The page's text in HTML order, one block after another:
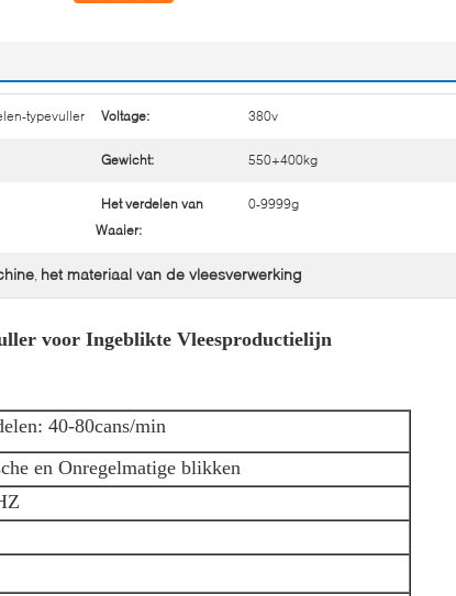
typevuller Voltage: 380v
Gewicht: 550+400kg
Het verdelen van
Waaier:
0-9999g
, het materiaal van de vleesverwerking
voor Ingeblikte Vleesproductielijn
40-80cans/min
en Onregelmatige blikken